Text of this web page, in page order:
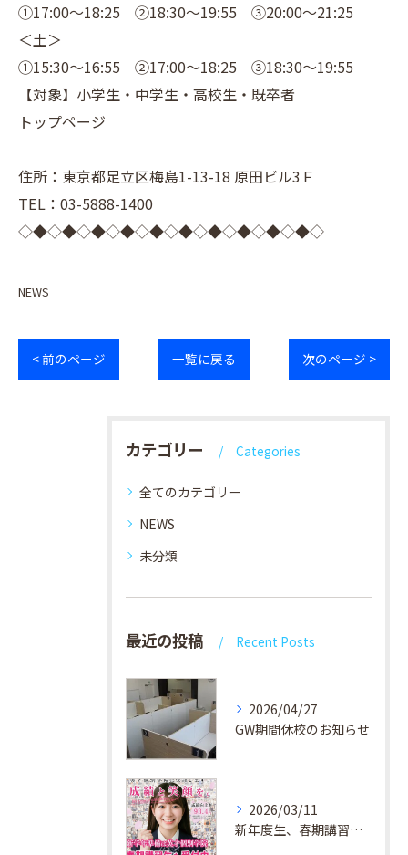
①17:00～18:25 ②18:30～19:55 ③20:00～21:25
＜土＞
①15:30～16:55 ②17:00～18:25 ③18:30～19:55
【対象】小学生・中学生・高校生・既卒者
トップページ
住所：東京都足立区梅島1-13-18 原田ビル3Ｆ
TEL：03-5888-1400
◇◆◇◆◇◆◇◆◇◆◇◆◇◆◇◆◇◆◇◆◇
NEWS
< 前のページ 一覧に戻る 次のページ >
カテゴリー Categories
全てのカテゴリー
NEWS
未分類
最近の投稿 Recent Posts
2026/04/27
GW期間休校のお知らせ
2026/03/11
新年度生、春期講習生 受付中！